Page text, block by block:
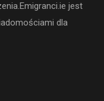
jest
dla